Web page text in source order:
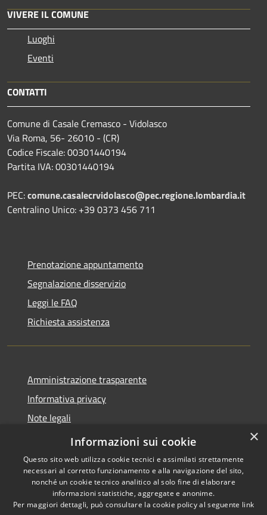
VIVERE IL COMUNE
Luoghi
Eventi
CONTATTI
Comune di Casale Cremasco - Vidolasco
Via Roma, 56- 26010 - (CR)
Codice Fiscale: 00301440194
Partita IVA: 00301440194
PEC:comune.casalecrvidolasco@pec.regione.lombardia.it
Centralino Unico: +39 0373 456 711
Prenotazione appuntamento
Segnalazione disservizio
Leggi le FAQ
Richiesta assistenza
Amministrazione trasparente
Informativa privacy
Note legali
Dichiarazione di accessibilità
Accessibilità
Copyright © 2026 • Comune di
Casale Cremasco-Vidolasco •
×
Informazioni sui cookie
Questo sito web utilizza cookie tecnici e assimilati strettamente
necessari al corretto funzionamento e alla navigazione del sito,
nonché un cookie tecnico analitico al solo fine di elaborare
informazioni statistiche, aggregate e anonime.
Per maggiori dettagli, può consultare la cookie policy al seguente link